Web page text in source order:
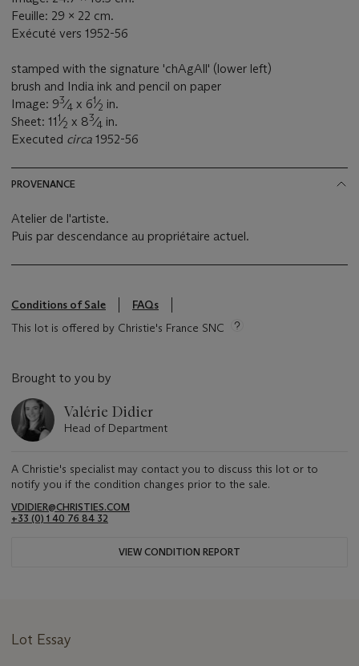
Feuille: 29 x 22 cm.
Exécuté vers 1952-56
stamped with the signature 'chAgAll' (lower left)
brush and India ink and pencil on paper
Image: 93⁄4 x 61⁄2 in.
Sheet: 111⁄2 x 83⁄4 in.
Executed circa 1952-56
PROVENANCE
Atelier de l'artiste.
Puis par descendance au propriétaire actuel.
Conditions of Sale
FAQs
This lot is offered by Christie's France SNC
Brought to you by
Valérie Didier
Head of Department
A Christie's specialist may contact you to discuss this lot or to
notify you if the condition changes prior to the sale.
VDIDIER@CHRISTIES.COM
+33 (0) 1 40 76 84 32
VIEW CONDITION REPORT
Lot Essay